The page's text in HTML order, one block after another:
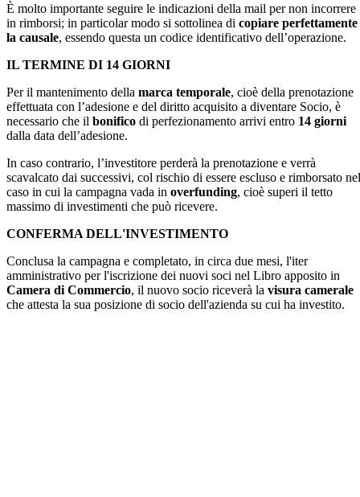
È molto importante seguire le indicazioni della mail per non incorrere
in rimborsi; in particolar modo si sottolinea di copiare perfettamente
la causale, essendo questa un codice identificativo dell’operazione.
IL TERMINE DI 14 GIORNI
Per il mantenimento della marca temporale, cioè della prenotazione
effettuata con l’adesione e del diritto acquisito a diventare Socio, è
necessario che il bonifico di perfezionamento arrivi entro 14 giorni
dalla data dell’adesione.
In caso contrario, l’investitore perderà la prenotazione e verrà
scavalcato dai successivi, col rischio di essere escluso e rimborsato nel
caso in cui la campagna vada in overfunding, cioè superi il tetto
massimo di investimenti che può ricevere.
CONFERMA DELL'INVESTIMENTO
Conclusa la campagna e completato, in circa due mesi, l'iter
amministrativo per l'iscrizione dei nuovi soci nel Libro apposito in
Camera di Commercio, il nuovo socio riceverà la visura camerale
che attesta la sua posizione di socio dell'azienda su cui ha investito.